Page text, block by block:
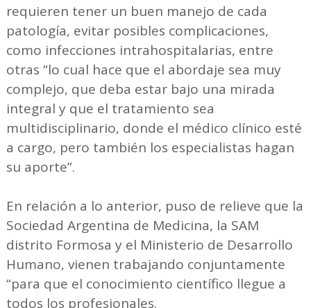
requieren tener un buen manejo de cada
patología, evitar posibles complicaciones,
como infecciones intrahospitalarias, entre
otras “lo cual hace que el abordaje sea muy
complejo, que deba estar bajo una mirada
integral y que el tratamiento sea
multidisciplinario, donde el médico clínico esté
a cargo, pero también los especialistas hagan
su aporte”.
En relación a lo anterior, puso de relieve que la
Sociedad Argentina de Medicina, la SAM
distrito Formosa y el Ministerio de Desarrollo
Humano, vienen trabajando conjuntamente
“para que el conocimiento científico llegue a
todos los profesionales.